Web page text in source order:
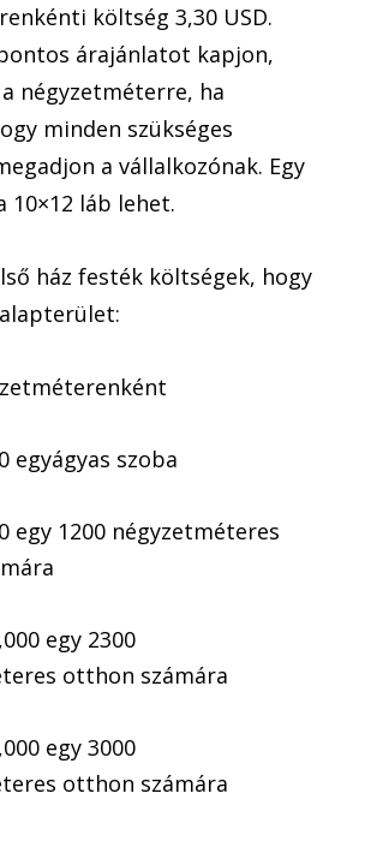
költség 3,30 USD.
árajánlatot kapjon,
négyzetméterre, ha
minden szükséges
a vállalkozónak. Egy
10×12 láb lehet.
ház festék költségek, hogy
egyágyas szoba
egy 1200 négyzetméteres
egy 2300
otthon számára
egy 3000
otthon számára